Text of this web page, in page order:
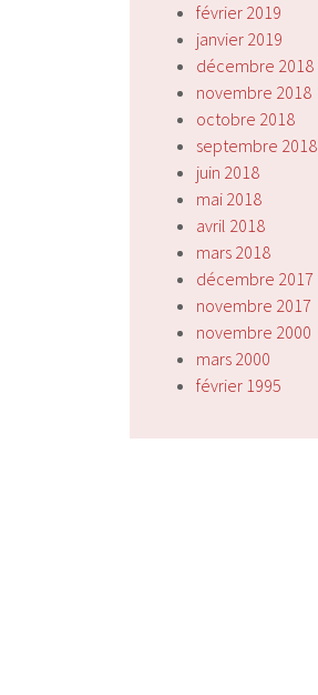
février 2019
janvier 2019
décembre 2018
novembre 2018
octobre 2018
septembre 2018
juin 2018
mai 2018
avril 2018
mars 2018
décembre 2017
novembre 2017
novembre 2000
mars 2000
février 1995